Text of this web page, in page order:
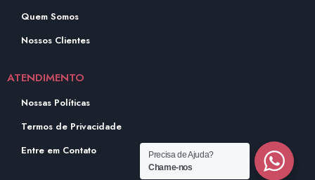
Quem Somos
Nossos Clientes
ATENDIMENTO
Nossas Políticas
Termos de Privacidade
Entre em Contato
Precisa de Ajuda?
Chame-nos